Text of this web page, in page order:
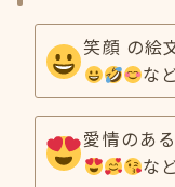
笑顔 の絵
な
愛情のあ
な